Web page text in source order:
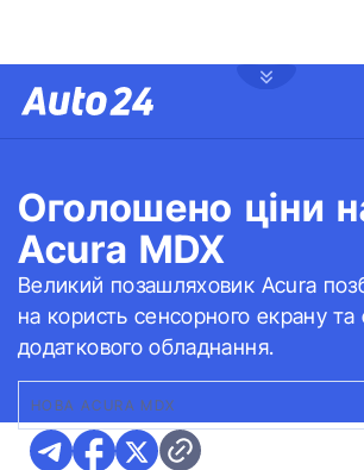
Оголошено ціни
Acura MDX
Великий позашляховик Acura
на користь сенсорного екрану
додаткового обладнання.
НОВА ACURA MDX